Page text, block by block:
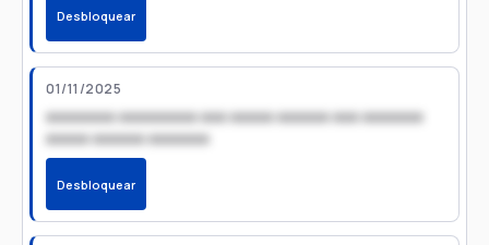
Desbloquear
01/11/2025
xxxxxxxx xxxxxxxxx xxx xxxxx xxxxxx xxx xxxxxxx
xxxxx xxxxxx xxxxxxx
Desbloquear